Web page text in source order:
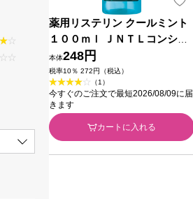
薬用リステリン クールミント
１００ｍｌ ＪＮＴＬコンシュ
ーマーヘルス (医薬部外品)
本体248円
税率10％ 272円（税込）
（1）
今すぐのご注文で最短2026/08/09に届
きます
カートに入れる